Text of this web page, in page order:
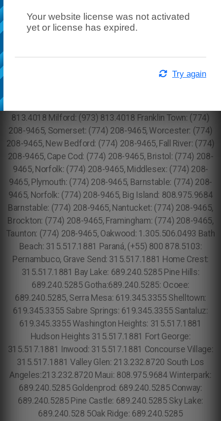
Your website license was not activated
yet or license has expired.
Try again